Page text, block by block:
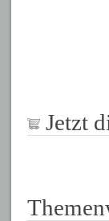
Jetzt